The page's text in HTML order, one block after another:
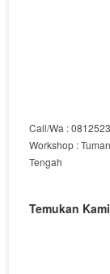
Call/Wa :
Workshop :
Tengah
Temukan Kami